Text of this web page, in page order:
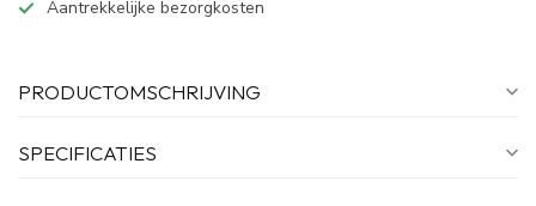
Aantrekkelijke bezorgkosten
PRODUCTOMSCHRIJVING
SPECIFICATIES